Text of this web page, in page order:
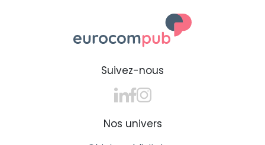
Les casquettes en coton bio séduisent par leur
douceur et leur durabilité. Fabriquées à partir de
fibres naturelles, elles valorisent une communication
entreprises engagées dans une démarche
Avec les casquettes coupe unisexe, pas besoin de
Suivez-nous
Nos univers